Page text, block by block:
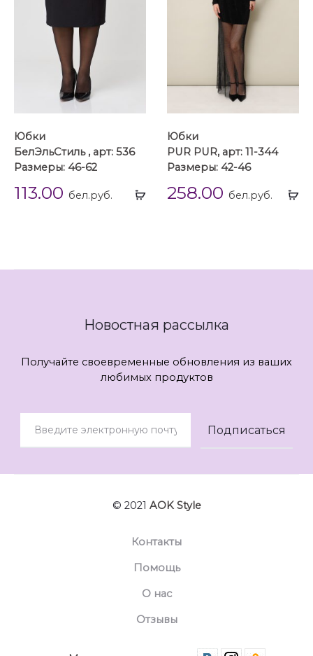
Выбрать
Юбки
БелЭльСтиль , арт: 536
Размеры: 46-62
113.00 бел.руб.
Юбки
PUR PUR, арт: 11-344
Размеры: 42-46
258.00 бел.руб.
Новостная рассылка
Получайте своевременные обновления из ваших
любимых продуктов
© 2021 AOK Style
Контакты
Помощь
О нас
Отзывы